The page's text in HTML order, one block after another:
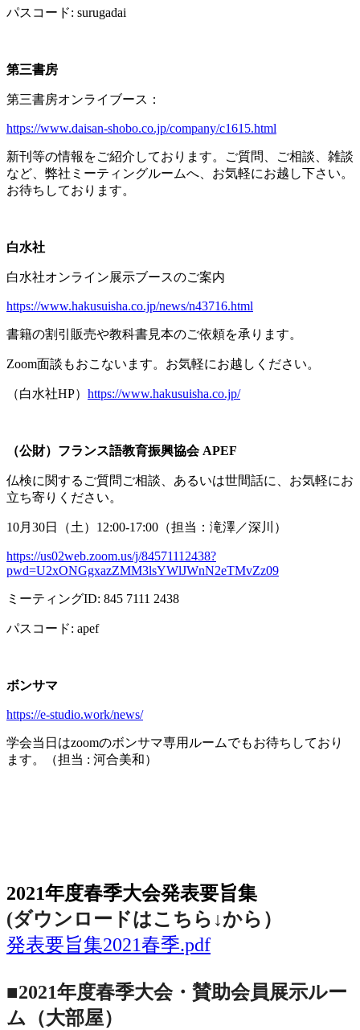
パスコード: surugadai
第三書房
第三書房オンライブース：
https://www.daisan-shobo.co.jp/company/c1615.html
新刊等の情報をご紹介しております。ご質問、ご相談、雑談
など、弊社ミーティングルームへ、お気軽にお越し下さい。
お待ちしております。
白水社
白水社オンライン展示ブースのご案内
https://www.hakusuisha.co.jp/news/n43716.html
書籍の割引販売や教科書見本のご依頼を承ります。
Zoom面談もおこないます。お気軽にお越しください。
（白水社HP） https://www.hakusuisha.co.jp/
（公財）フランス語教育振興協会APEF
仏検に関するご質問ご相談、あるいは世間話に、お気軽にお
立ち寄りください。
10月 30日（土） 12:00-17:00 （担当：滝澤／深川）
https://us02web.zoom.us/j/84571112438?
pwd=U2xONGgxazZMM3lsYWlJWnN2eTMvZz09
ミーティングID: 845 7111 2438
パスコード: apef
ボンサマ
https://e-studio.work/news/
学会当日はzoomのボンサマ専用ルームでもお待ちしており
ます。（担当 : 河合美和）
2021年度春季大会発表要旨集
(ダウンロードはこちら↓から ）
発表要旨集2021春季.pdf
■2021年度春季大会・賛助会員展示ルー
ム（大部屋）